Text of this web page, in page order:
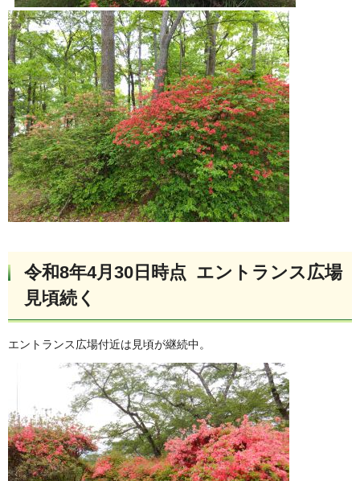
令和8年4月30日時点 エントランス広場
見頃続く
エントランス広場付近は見頃が継続中。